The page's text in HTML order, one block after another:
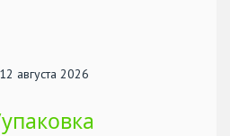
августа 2026